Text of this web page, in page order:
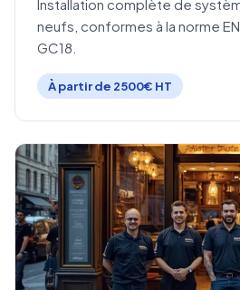
Installation complète de
neufs, conformes à la norme
GC18.
À partir de 2500€ HT